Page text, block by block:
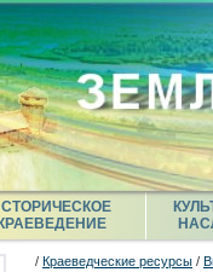
КРАЕВЕДЕНИЕ
/ Краеведческие ресурсы /